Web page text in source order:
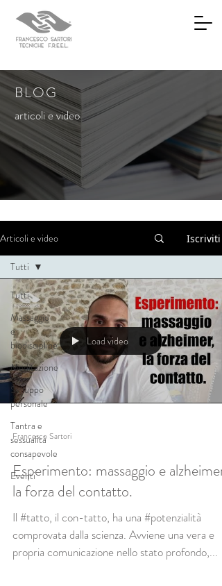
BLOG
articoli e video
Articoli e video Iscriviti
Tutti
Massaggio
e
biodiscipline
Meditazione
Sviluppo
personale
Tantra e
sessualità
consapevole
Eventi
Tutti
Load video
Francesco Sartori
Esperimento: massaggio e alzheimer,
la forza del contatto.
Il #tatto, il con-tatto, ha una #potenzialità
comprovata dalla scienza. Avviene una vera e
propria comunicazione nello stato profondo,...